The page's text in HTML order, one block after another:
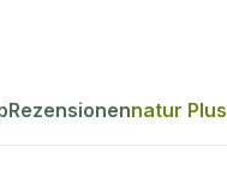
Rezensionennatur Plus